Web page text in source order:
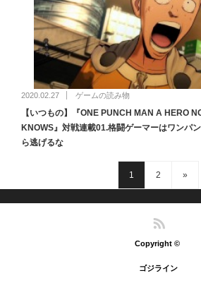
2020.02.27 ゲームの読み物
【いつもの】『ONE PUNCH MAN A HERO
KNOWS』対戦連載01.格闘ゲーマーはワンパ
ら逃げるな
1 2 »
Copyright ©
ゴジライン